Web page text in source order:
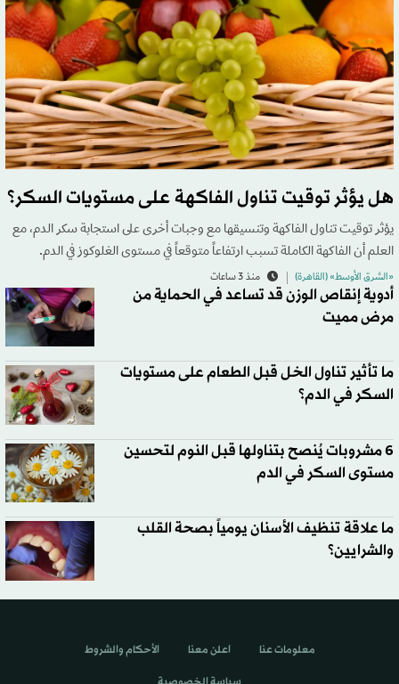
هل يؤثر توقيت تناول الفاكهة على مستويات السكر؟
يؤثر توقيت تناول الفاكهة وتنسيقها مع وجبات أخرى على استجابة سكر الدم، مع
العلم أن الفاكهة الكاملة تسبب ارتفاعاً متوقعاً في مستوى الغلوكوز في الدم.
«الشرق الأوسط» (القاهرة) منذ 3 ساعات
أدوية إنقاص الوزن قد تساعد في الحماية من
مرض مميت
ما تأثير تناول الخل قبل الطعام على مستويات
السكر في الدم؟
6 مشروبات يُنصح بتناولها قبل النوم لتحسين
مستوى السكر في الدم
ما علاقة تنظيف الأسنان يومياً بصحة القلب
والشرايين؟
معلومات عنا اعلن معنا الأحكام والشروط